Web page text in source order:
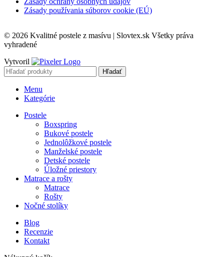
Zásady používania súborov cookie (EÚ)
© 2026 Kvalitné postele z masívu | Slovtex.sk Všetky práva
vyhradené
Vytvoril
Hľadať
Menu
Kategórie
Postele
Boxspring
Bukové postele
Jednolôžkové postele
Manželské postele
Detské postele
Úložné priestory
Matrace a rošty
Matrace
Rošty
Nočné stolíky
Blog
Recenzie
Kontakt